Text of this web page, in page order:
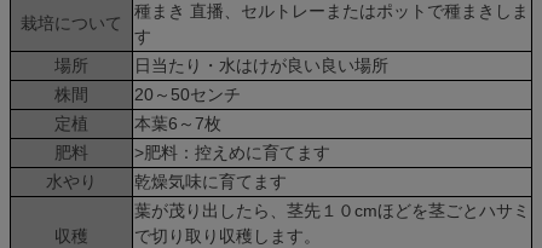
栽培について
種まき 直播、セルトレーまたはポットで種まきしま
す
場所
日当たり・水はけが良い良い場所
株間
20～50センチ
定植
本葉6～7枚
肥料
>肥料：控えめに育てます
水やり
乾燥気味に育てます
収穫
葉が茂り出したら、茎先１０cmほどを茎ごとハサミ
で切り取り収穫します。